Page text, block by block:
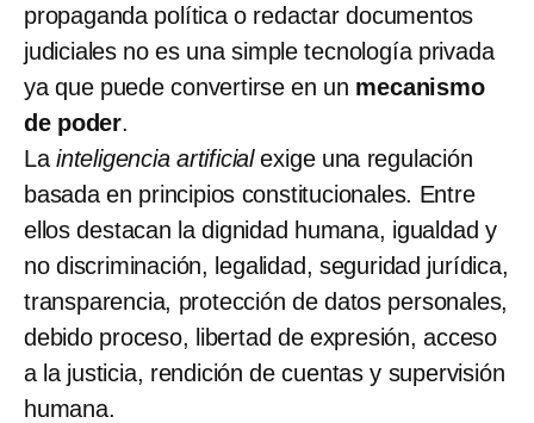
propaganda política o redactar documentos
judiciales no es una simple tecnología privada
ya que puede convertirse en un mecanismo
de poder.
La inteligencia artificialexige una regulación
basada en principios constitucionales. Entre
ellos destacan la dignidad humana, igualdad y
no discriminación, legalidad, seguridad jurídica,
transparencia, protección de datos personales,
debido proceso, libertad de expresión, acceso
a la justicia, rendición de cuentas y supervisión
humana.